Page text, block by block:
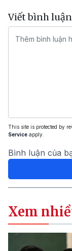
Viết bình luận
This site is protected by
Service apply.
Bình luận của
Xem